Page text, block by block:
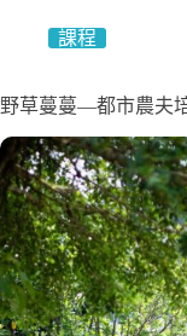
課程
野草蔓蔓—都市農夫